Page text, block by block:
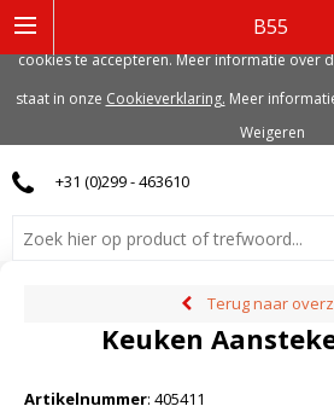
B55
0
+31 (0)299 - 463610
Terug naar
Keuken
Artikelnummer: 405411
gerelateerde cookies. Voor de beste
cookies te accepteren. Meer informatie over
staat in onze Cookieverklaring. Meer
Weigeren